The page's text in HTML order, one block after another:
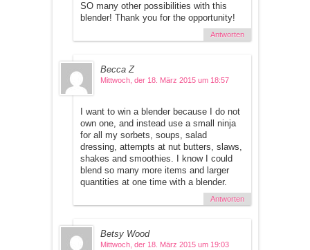
SO many other possibilities with this
blender! Thank you for the opportunity!
Antworten
Becca Z
Mittwoch, der 18. März 2015 um 18:57
I want to win a blender because I do not
own one, and instead use a small ninja
for all my sorbets, soups, salad
dressing, attempts at nut butters, slaws,
shakes and smoothies. I know I could
blend so many more items and larger
quantities at one time with a blender.
Antworten
Betsy Wood
Mittwoch, der 18. März 2015 um 19:03